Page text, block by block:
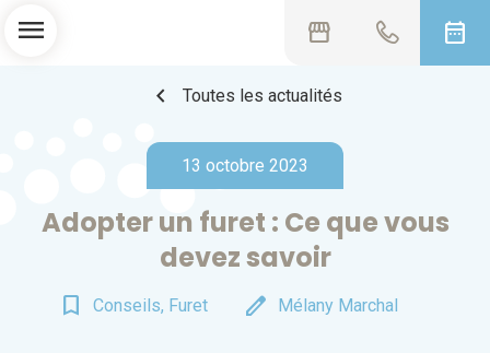
storefront date_range
menu
chevron_left Toutes les actualités
13 octobre 2023
Adopter un furet : Ce que vous
devez savoir
bookmark_border Conseils, Furet edit Mélany Marchal